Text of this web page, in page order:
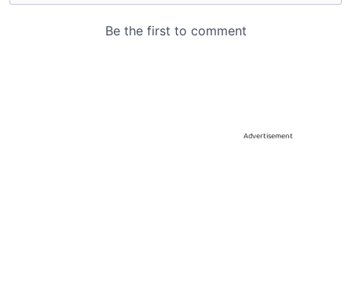
Advertisement